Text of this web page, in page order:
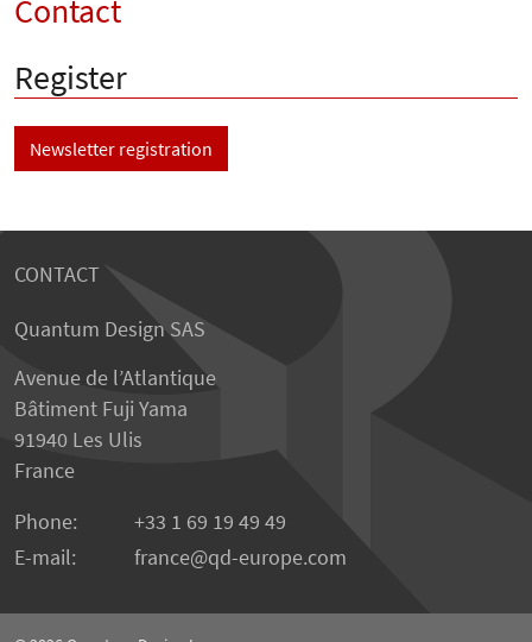
Contact
Register
Newsletter registration
CONTACT
Quantum Design SAS
Avenue de l’Atlantique
Bâtiment Fuji Yama
91940 Les Ulis
France
Phone:
+33 1 69 19 49 49
E-mail:
france qd-europe.com